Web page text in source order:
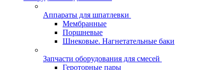
Аппараты для шпатлевки
Мембранные
Поршневые
Шнековые. Нагнетательные баки
Запчасти оборудования для смесей
Героторные пары